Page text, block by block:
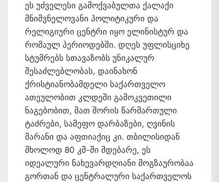
ეს უძველესი გამოქვაბულთა ქალაქი
მნიშვნელოვანი პოლიტიკური და
რელიგიური ცენტრი იყო ელინისტურ და
რომაულ პერიოდებში. დღეს უფლისციხე
სტუმრებს სთავაზობს უნიკალურ
შესაძლებლობას, დაინახონ
ქრისტიანობამდელი საქართველო
ათეულობით კლდეში გამოკვეთილი
ნაგებობით, მათ შორის წარმართული
ტაძრები, სამეფო დარბაზები, ღვინის
მარანი და აფთიაქიც კი. თბილისიდან
მხოლოდ 80 კმ-ში მდებარე, ეს
იდეალური ნახევარდღიანი მოგზაურობაა
გორთან და ცენტრალური საქართველოს